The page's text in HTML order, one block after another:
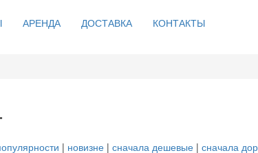
АРЕНДА ДОСТАВКА КОНТАКТЫ
| новизне| сначала дешевые| сначала